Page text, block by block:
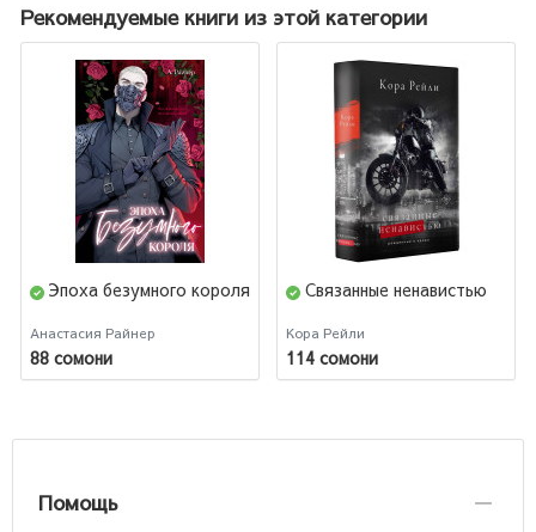
Рекомендуемые книги из этой категории
Эпоха безумного короля
Анастасия Райнер
88 сомони
Связанные ненавистью
Кора Рейли
114 сомони
Помощь